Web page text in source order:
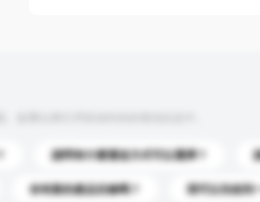
請問有什麼運送方式可以選擇？
你有新的產品目錄嗎？ 我可以先收到